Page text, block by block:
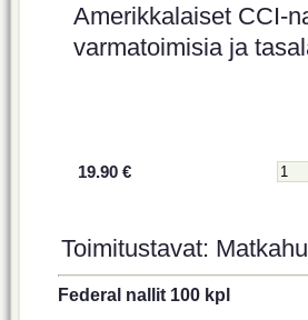
Amerikkalaiset CCI-
varmatoimisia ja
19.90 €
Toimitustavat:
Federal nallit 100 kpl